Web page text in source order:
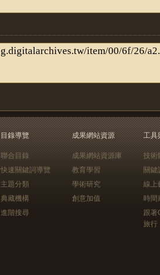
目錄導覽
聯合目錄
快速關鍵詞導覽
主題分類
典藏機構
進階搜尋
成果網站資源
成果網站資源庫
教育學習
學術研究
創意加值
工具
技術
關鍵
線上
時間
跟
旅行